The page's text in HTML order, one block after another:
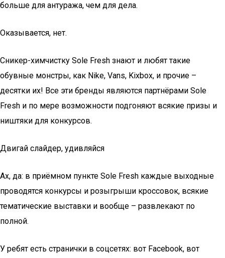
больше для антуража, чем для дела.
Оказывается, нет.
Сникер-химчистку Sole Fresh знают и любят такие
обувные монстры, как Nike, Vans, Kixbox, и прочие –
десятки их! Все эти бренды являются партнёрами Sole
Fresh и по мере возможности подгоняют всякие призы и
ништяки для конкурсов.
Двигай слайдер, удивляйся
Ах, да: в приёмном пункте Sole Fresh каждые выходные
проводятся конкурсы и розыгрыши кроссовок, всякие
тематические выставки и вообще – развлекают по
полной.
У ребят есть странички в соцсетях: вот Facebook, вот